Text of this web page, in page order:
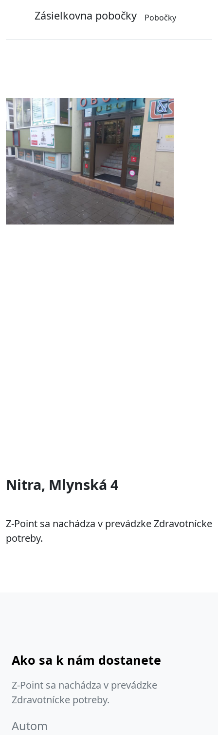
Zásielkovna pobočky Pobočky
Nitra, Mlynská 4
Z-Point sa nachádza v prevádzke Zdravotnícke
potreby.
Ako sa k nám dostanete
Z-Point sa nachádza v prevádzke
Zdravotnícke potreby.
Autom